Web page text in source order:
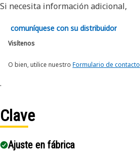
Si necesita información adicional,
comuníquese con su distribuidor
Visítenos
O bien, utilice nuestro Formulario de contacto
.
Clave
Ajuste en fábrica